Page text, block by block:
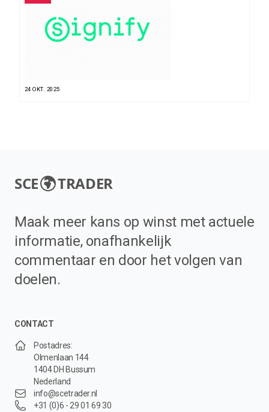
24 OKT. 2025
SCE TRADER
Maak meer kans op winst met actuele
informatie, onafhankelijk
commentaar en door het volgen van
doelen.
CONTACT
Postadres:
Olmenlaan 144
1404 DH Bussum
Nederland
info@scetrader.nl
+31 (0)6 - 29 01 69 30